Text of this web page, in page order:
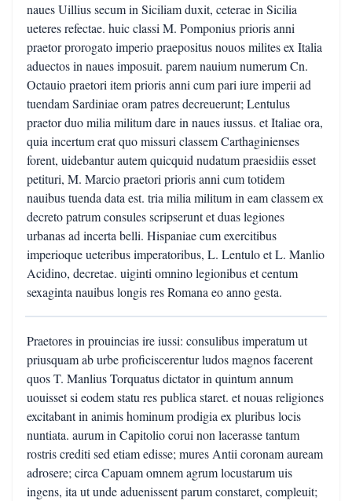
naues Uillius secum in Siciliam duxit, ceterae in Sicilia
ueteres refectae. huic classi M. Pomponius prioris anni
praetor prorogato imperio praepositus nouos milites ex Italia
aduectos in naues imposuit. parem nauium numerum Cn.
Octauio praetori item prioris anni cum pari iure imperii ad
tuendam Sardiniae oram patres decreuerunt; Lentulus
praetor duo milia militum dare in naues iussus. et Italiae ora,
quia incertum erat quo missuri classem Carthaginienses
forent, uidebantur autem quicquid nudatum praesidiis esset
petituri, M. Marcio praetori prioris anni cum totidem
nauibus tuenda data est. tria milia militum in eam classem ex
decreto patrum consules scripserunt et duas legiones
urbanas ad incerta belli. Hispaniae cum exercitibus
imperioque ueteribus imperatoribus, L. Lentulo et L. Manlio
Acidino, decretae. uiginti omnino legionibus et centum
sexaginta nauibus longis res Romana eo anno gesta.
Praetores in prouincias ire iussi: consulibus imperatum ut
priusquam ab urbe proficiscerentur ludos magnos facerent
quos T. Manlius Torquatus dictator in quintum annum
uouisset si eodem statu res publica staret. et nouas religiones
excitabant in animis hominum prodigia ex pluribus locis
nuntiata. aurum in Capitolio corui non lacerasse tantum
rostris crediti sed etiam edisse; mures Antii coronam auream
adrosere; circa Capuam omnem agrum locustarum uis
ingens, ita ut unde aduenissent parum constaret, compleuit;